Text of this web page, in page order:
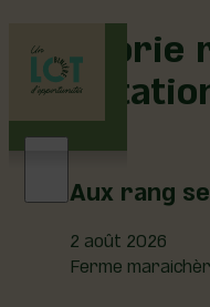
Aux rang
2 août 2026
Ferme